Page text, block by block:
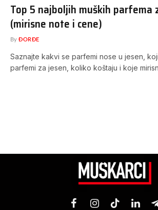
Top 5 najboljih muških parfema
(mirisne note i cene)
By ĐORĐE
Saznajte kakvi se parfemi nose u jesen,
parfemi za jesen, koliko koštaju i koje
FacebookInstagramTikTok